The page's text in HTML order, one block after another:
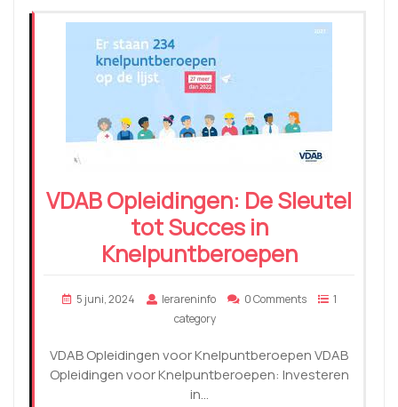
VDAB Opleidingen: De Sleutel
tot Succes in
Knelpuntberoepen
5 juni, 2024 lerareninfo 0 Comments
1
category
VDAB Opleidingen voor Knelpuntberoepen VDAB
Opleidingen voor Knelpuntberoepen: Investeren
in…